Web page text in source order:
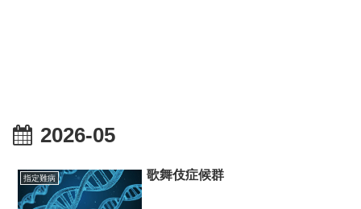
2026-05
指定難病 歌舞伎症候群